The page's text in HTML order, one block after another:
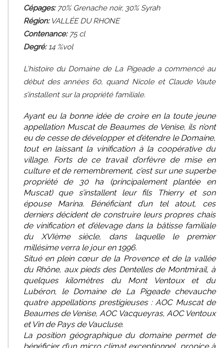
Cépages:70% Grenache noir, 30% Syrah
Région: VALLÉE DU RHONE
Contenance:75cl
Degré:14 %vol
L’histoire du Domaine de La Pigeade a commencé au
début des années 60, quand Nicole et Claude Vaute
s’installent sur la propriété familiale.
Ayant eu la bonne idée de croire en la toute jeune
appellation Muscat de Beaumes de Venise, ils n’ont
eu de cesse de développer et d’étendre le Domaine,
tout en laissant la vinification à la coopérative du
village. Forts de ce travail d’orfèvre de mise en
culture et de remembrement, c’est sur une superbe
propriété de 30 ha (principalement plantée en
Muscat) que s’installent leur fils Thierry et son
épouse Marina. Bénéficiant d’un tel atout, ces
derniers décident de construire leurs propres chais
de vinification et d’élevage dans la bâtisse familiale
du XVIème siècle, dans laquelle le premier
millésime verra le jour en 1996.
Situé en plein cœur de la Provence et de la vallée
du Rhône, aux pieds des Dentelles de Montmirail, à
quelques kilomètres du Mont Ventoux et du
Lubéron, le Domaine de La Pigeade chevauche
quatre appellations prestigieuses : AOC Muscat de
Beaumes de Venise, AOC Vacqueyras, AOC Ventoux
et Vin de Pays de Vaucluse.
La position géographique du domaine permet de